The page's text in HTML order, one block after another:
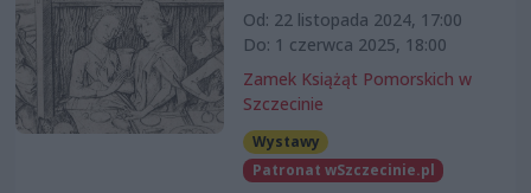
Od: 22 listopada 2024, 17:00
Do: 1 czerwca 2025, 18:00
Zamek Książąt Pomorskich w
Szczecinie
Wystawy
Patronat wSzczecinie.pl